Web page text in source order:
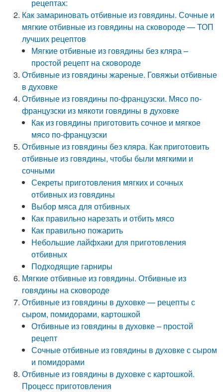
рецептах:
Как замариновать отбивные из говядины. Сочные и
мягкие отбивные из говядины на сковороде — ТОП
лучших рецептов
Мягкие отбивные из говядины без кляра –
простой рецепт на сковороде
Отбивные из говядины жареные. Говяжьи отбивные
в духовке
Отбивные из говядины по-французски. Мясо по-
французски из мякоти говядины в духовке
Как из говядины приготовить сочное и мягкое
мясо по-французски
Отбивные из говядины без кляра. Как приготовить
отбивные из говядины, чтобы были мягкими и
сочными
Секреты приготовления мягких и сочных
отбивных из говядины
Выбор мяса для отбивных
Как правильно нарезать и отбить мясо
Как правильно пожарить
Небольшие лайфхаки для приготовления
отбивных
Подходящие гарниры
Мягкие отбивные из говядины. Отбивные из
говядины на сковороде
Отбивные из говядины в духовке — рецепты с
сыром, помидорами, картошкой
Отбивные из говядины в духовке – простой
рецепт
Сочные отбивные из говядины в духовке с сыром
и помидорами
Отбивные из говядины в духовке с картошкой.
Процесс приготовления